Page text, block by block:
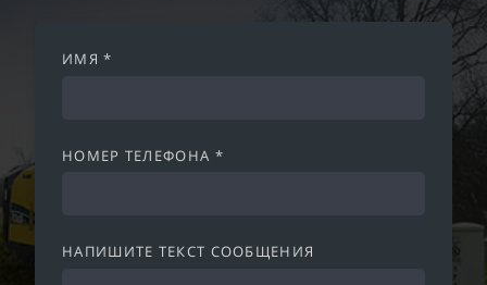
ИМЯ *
НОМЕР ТЕЛЕФОНА *
НАПИШИТЕ ТЕКСТ СООБЩЕНИЯ